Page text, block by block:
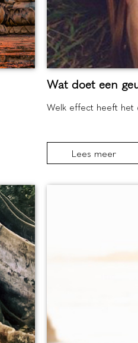
Wat doet een
Welk effect heeft het
Lees meer